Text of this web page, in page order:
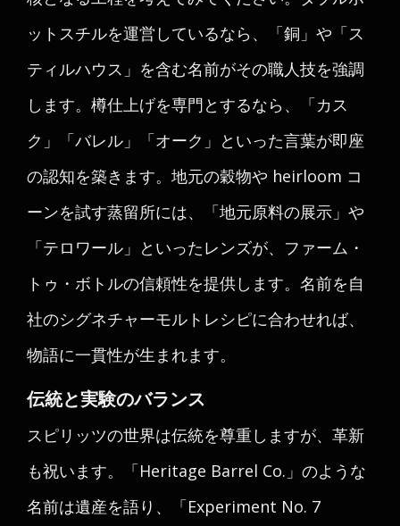
ットスチルを運営しているなら、「銅」や「ス
ティルハウス」を含む名前がその職人技を強調
します。樽仕上げを専門とするなら、「カス
ク」「バレル」「オーク」といった言葉が即座
の認知を築きます。地元の穀物や heirloom コ
ーンを試す蒸留所には、「地元原料の展示」や
「テロワール」といったレンズが、ファーム・
トゥ・ボトルの信頼性を提供します。名前を自
社のシグネチャーモルトレシピに合わせれば、
物語に一貫性が生まれます。
伝統と実験のバランス
スピリッツの世界は伝統を尊重しますが、革新
も祝います。「Heritage Barrel Co.」のような
名前は遺産を語り、「Experiment No. 7